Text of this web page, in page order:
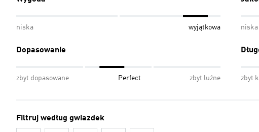
niska wyjątkowa niska
Dopasowanie
zbyt dopasowane Perfect zbyt luźne zbyt
Filtruj według gwiazdek